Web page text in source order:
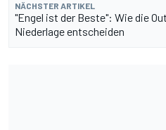
NÄCHSTER ARTIKEL
"Engel ist der Beste": Wie die
Niederlage entscheiden